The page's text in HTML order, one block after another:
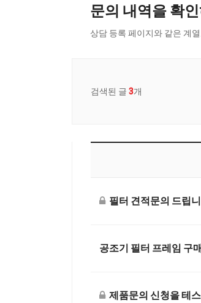
문의 내역을 확
상담 등록 페이지와 같은 계
검색된 글 3개
필터 견적문의 드립
공조기 필터 프레임 구
제품문의 신청을 테